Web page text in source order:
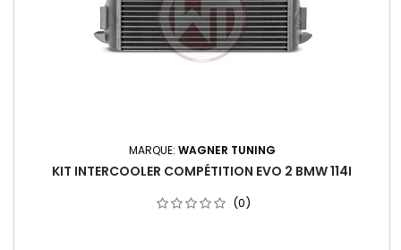
MARQUE: WAGNER TUNING
KIT INTERCOOLER COMPÉTITION EVO 2 BMW 114I
(0)